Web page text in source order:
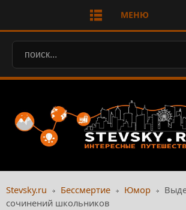
МЕНЮ
Stevsky.ru Бессмертие Юмор
сочинений школьников